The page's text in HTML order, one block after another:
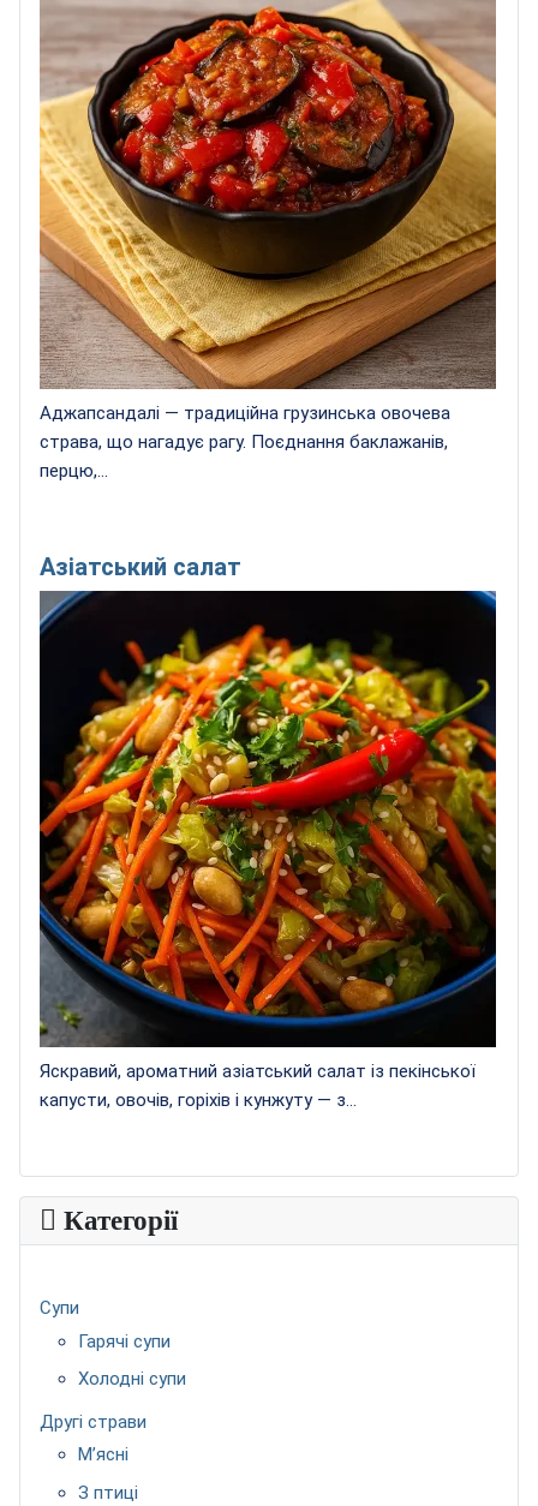
Аджапсандалі — традиційна грузинська овочева
страва, що нагадує рагу. Поєднання баклажанів,
перцю,...
Азіатський салат
Яскравий, ароматний азіатський салат із пекінської
капусти, овочів, горіхів і кунжуту — з...
Категорії
Супи
Гарячі супи
Холодні супи
Другі страви
М’ясні
З птиці